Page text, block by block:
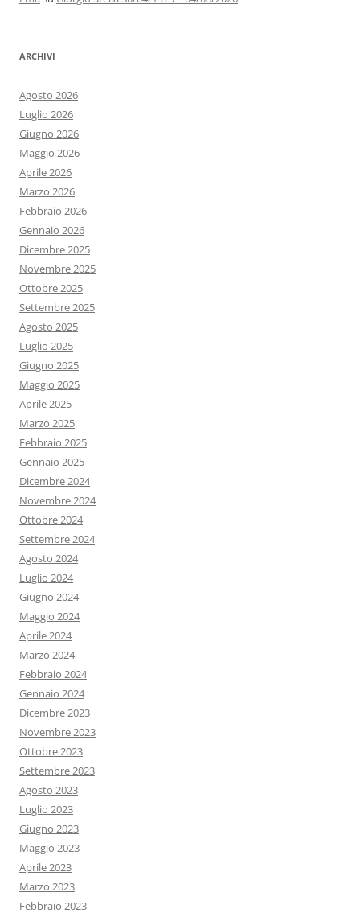
ARCHIVI
Agosto 2026
Luglio 2026
Giugno 2026
Maggio 2026
Aprile 2026
Marzo 2026
Febbraio 2026
Gennaio 2026
Dicembre 2025
Novembre 2025
Ottobre 2025
Settembre 2025
Agosto 2025
Luglio 2025
Giugno 2025
Maggio 2025
Aprile 2025
Marzo 2025
Febbraio 2025
Gennaio 2025
Dicembre 2024
Novembre 2024
Ottobre 2024
Settembre 2024
Agosto 2024
Luglio 2024
Giugno 2024
Maggio 2024
Aprile 2024
Marzo 2024
Febbraio 2024
Gennaio 2024
Dicembre 2023
Novembre 2023
Ottobre 2023
Settembre 2023
Agosto 2023
Luglio 2023
Giugno 2023
Maggio 2023
Aprile 2023
Marzo 2023
Febbraio 2023